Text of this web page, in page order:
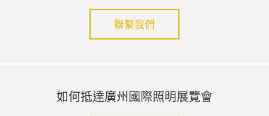
聯繫我們
如何抵達廣州國際照明展覽會